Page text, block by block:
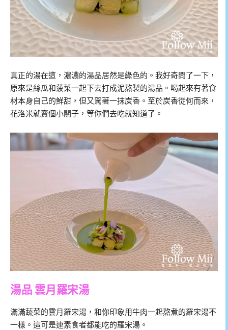
真正的湯在這，濃濃的湯品居然是綠色的。我好奇問了一下，
原來是絲瓜和菠菜一起下去打成泥熬製的湯品。喝起來有著食
材本身自己的鮮甜，但又駕著一抹炭香。至於炭香從何而來，
花洛米就賣個小關子，等你們去吃就知道了。
湯品 雲月羅宋湯
滿滿蔬菜的雲月羅宋湯，和你印象用牛肉一起熬煮的羅宋湯不
一樣。這可是連素食者都能吃的羅宋湯。